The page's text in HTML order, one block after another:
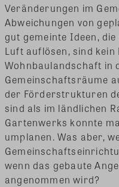
Veränderungen im
Abweichungen von
gut gemeinte Ideen,
Luft auflösen, sind kein
Wohnbaulandschaft in
Gemeinschaftsräume
der Förderstrukturen
sind als im ländlichen
Gartenwerks konnte
umplanen. Was aber,
wenn das gebaute
angenommen wird?